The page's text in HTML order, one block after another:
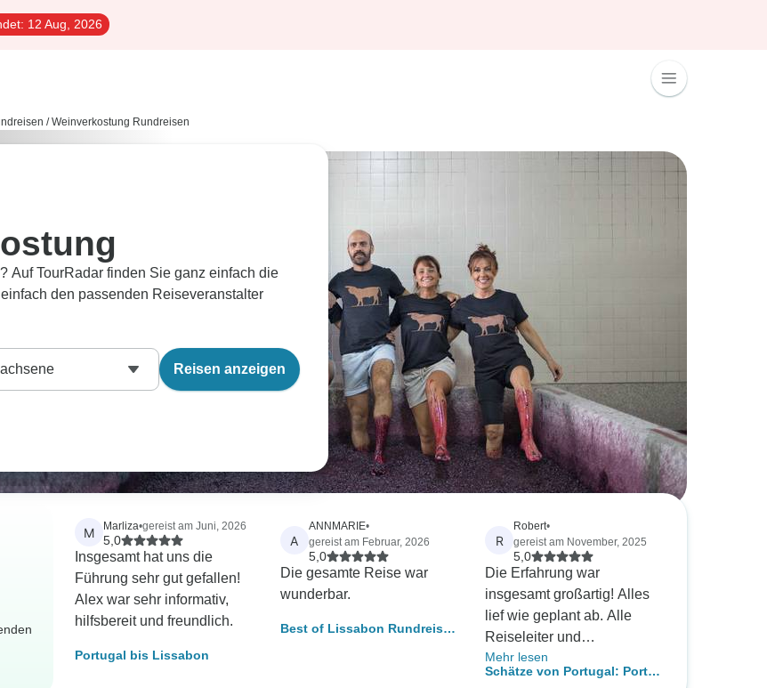
12 Aug, 2026
/ Weinverkostung Rundreisen
Auf TourRadar finden Sie ganz einfach die
den passenden Reiseveranstalter
Reisen anzeigen
M Marliza•gereist am Juni, 2026
5,0
Insgesamt hat uns die
Führung sehr gut gefallen!
Alex war sehr informativ,
hilfsbereit und freundlich.
Portugal bis Lissabon
A
ANNMARIE•
gereist am Februar, 2026
5,0
Die gesamte Reise war
wunderbar.
Best of Lissabon Rundreise
R
Robert•
gereist am November, 2025
5,0
Die Erfahrung war
insgesamt großartig! Alles
lief wie geplant ab. Alle
Reiseleiter und
Transporteure waren
pünktlich da und waren
Mehr lesen
Schätze von Portugal: Porto